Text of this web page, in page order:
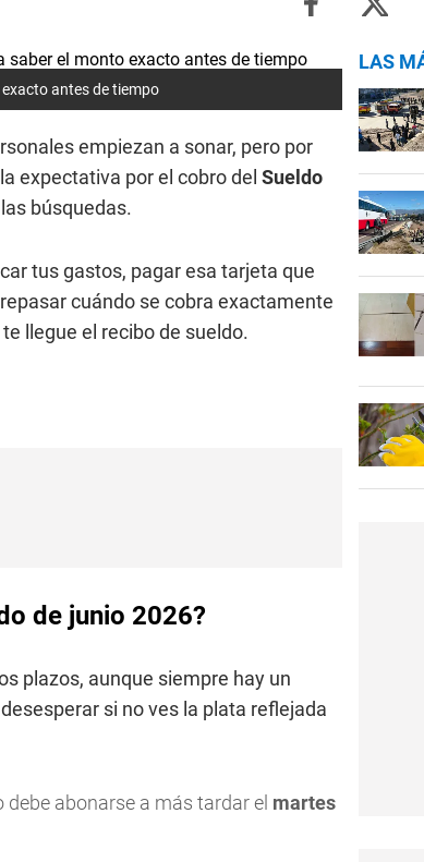
antes de tiempo
empiezan a sonar, pero por
expectativa por el cobro del Sueldo
búsquedas.
tus gastos, pagar esa tarjeta que
cuándo se cobra exactamente
llegue el recibo de sueldo.
de junio 2026?
plazos, aunque siempre hay un
si no ves la plata reflejada
abonarse a más tardar el martes
LAS